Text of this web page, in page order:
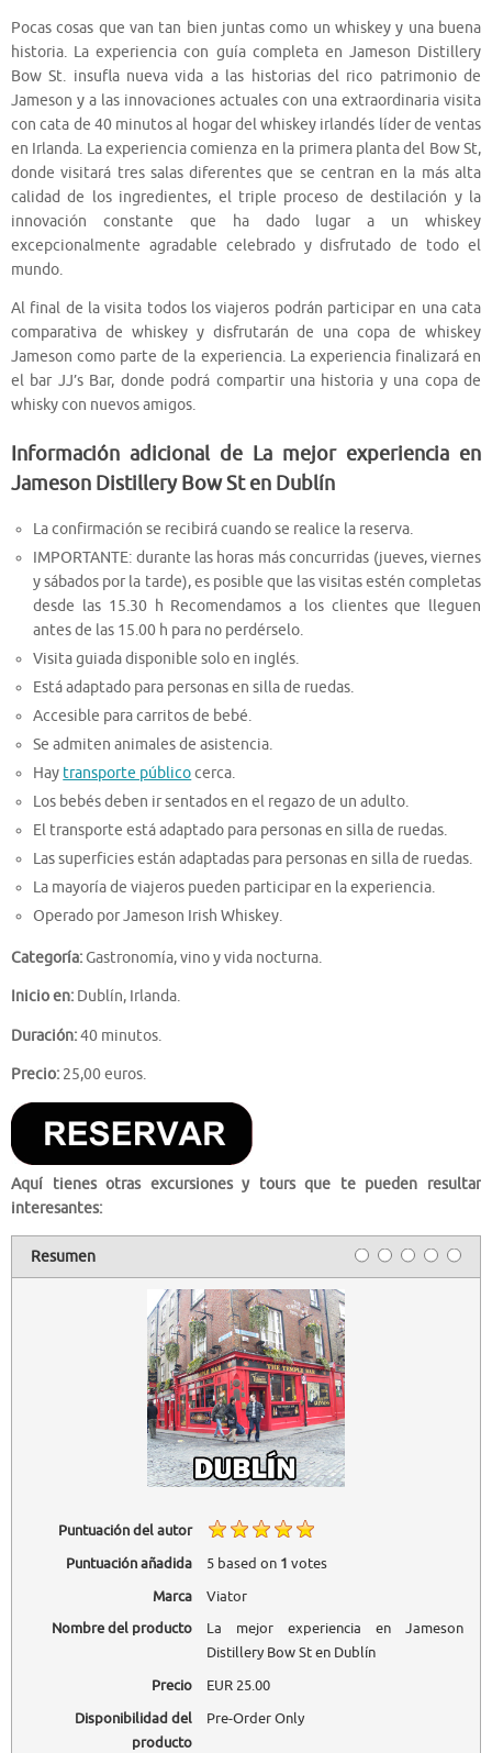
Pocas cosas que van tan bien juntas como un whiskey y una buena
historia. La experiencia con guía completa en Jameson Distillery
Bow St. insufla nueva vida a las historias del rico patrimonio de
Jameson y a las innovaciones actuales con una extraordinaria visita
con cata de 40 minutos al hogar del whiskey irlandés líder de ventas
en Irlanda. La experiencia comienza en la primera planta del Bow St,
donde visitará tres salas diferentes que se centran en la más alta
calidad de los ingredientes, el triple proceso de destilación y la
innovación constante que ha dado lugar a un whiskey
excepcionalmente agradable celebrado y disfrutado de todo el
mundo.
Al final de la visita todos los viajeros podrán participar en una cata
comparativa de whiskey y disfrutarán de una copa de whiskey
Jameson como parte de la experiencia. La experiencia finalizará en
el bar JJ’s Bar, donde podrá compartir una historia y una copa de
whisky con nuevos amigos.
Información adicional de La mejor experiencia en
Jameson Distillery Bow St en Dublín
La confirmación se recibirá cuando se realice la reserva.
IMPORTANTE: durante las horas más concurridas (jueves, viernes
y sábados por la tarde), es posible que las visitas estén completas
desde las 15.30 h Recomendamos a los clientes que lleguen
antes de las 15.00 h para no perdérselo.
Visita guiada disponible solo en inglés.
Está adaptado para personas en silla de ruedas.
Accesible para carritos de bebé.
Se admiten animales de asistencia.
Hay transporte públicocerca.
Los bebés deben ir sentados en el regazo de un adulto.
El transporte está adaptado para personas en silla de ruedas.
Las superficies están adaptadas para personas en silla de ruedas.
La mayoría de viajeros pueden participar en la experiencia.
Operado por Jameson Irish Whiskey.
Categoría:Gastronomía, vino y vida nocturna.
Inicio en: Dublín, Irlanda.
Duración:40 minutos.
Precio: 25,00 euros.
Aquí tienes otras excursiones y tours que te pueden resultar
interesantes:
Resumen
Puntuación del autor
Puntuación añadida
5based on 1 votes
Marca
Viator
Nombre del producto
La mejor experiencia en Jameson
Distillery Bow St en Dublín
Precio
EUR25.00
Disponibilidad del
producto
Pre-Order Only